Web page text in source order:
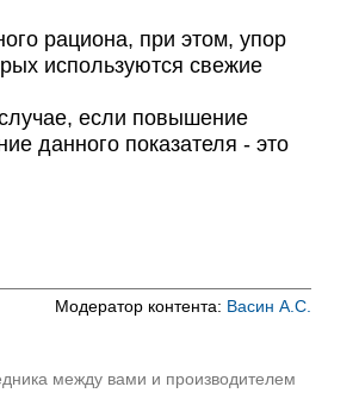
рациона, при этом, упор
используются свежие
если повышение
данного показателя - это
Модератор контента: Васин А.С.
между вами и производителем